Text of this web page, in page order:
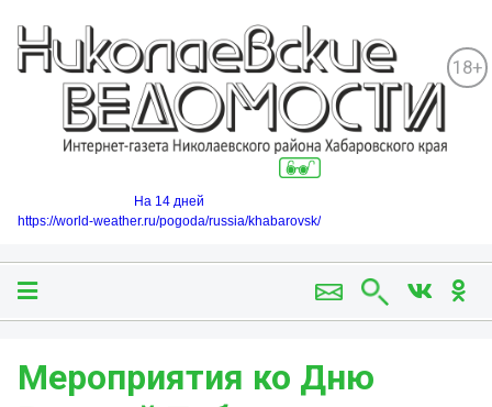
18+
На 14 дней
https://world-weather.ru/pogoda/russia/khabarovsk/
Мероприятия ко Дню